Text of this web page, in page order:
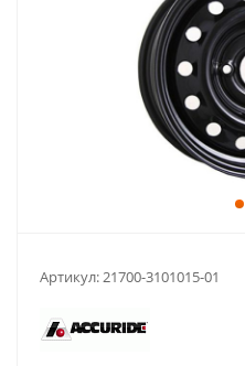
Артикул:21700-3101015-01